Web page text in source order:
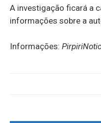
A investigação ficará a
informações sobre a
Informações: